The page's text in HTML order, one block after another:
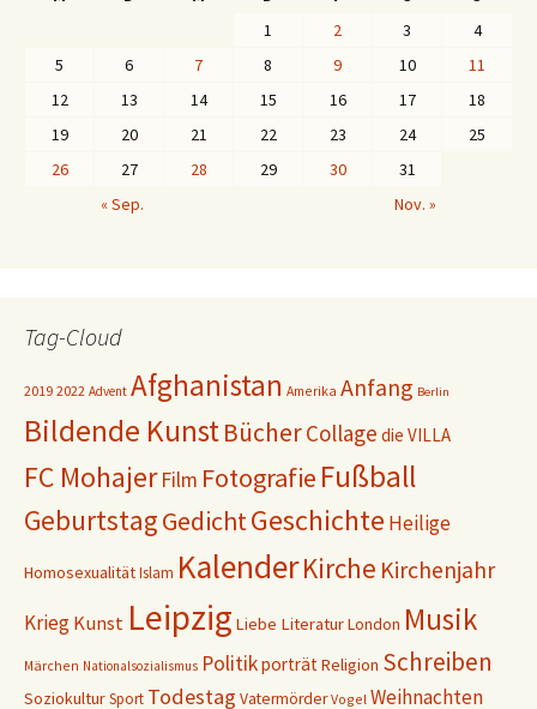
1
2 3
4
5
6 7 8 9 10
11
12
13 14 15 16 17
18
19
20 21 22 23 24
25
26
27 28 29 30
31
« Sep.
Nov. »
Tag-Cloud
2019 2022 Advent Afghanistan Amerika Anfang Berlin
Bildende KunstBücherCollage die VILLA
FC Mohajer Film Fotografie Fußball
GeburtstagGedichtGeschichte Heilige
HomosexualitätIslam KalenderKirche Kirchenjahr
Krieg Kunst Leipzig Liebe LiteraturLondon Musik
Märchen Nationalsozialismus PolitikporträtReligion Schreiben
SoziokulturSport Todestag Vatermörder Vogel Weihnachten